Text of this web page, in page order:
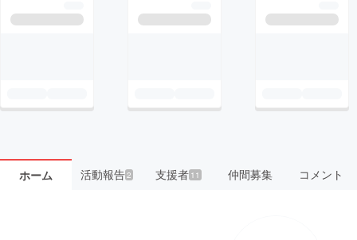
ホーム 活動報告2 支援者 11 仲間募集 コメント